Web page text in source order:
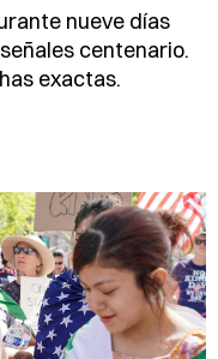
nueve días
centenario.
exactas.